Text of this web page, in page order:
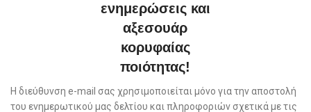
ενημερώσεις και
αξεσουάρ
κορυφαίας
ποιότητας!
Η διεύθυνση e-mail σας χρησιμοποιείται μόνο για την αποστολή
του ενημερωτικού μας δελτίου και πληροφοριών σχετικά με τις